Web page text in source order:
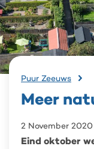
Puur Zeeuws
Meer
2 November 2020
Eind oktober